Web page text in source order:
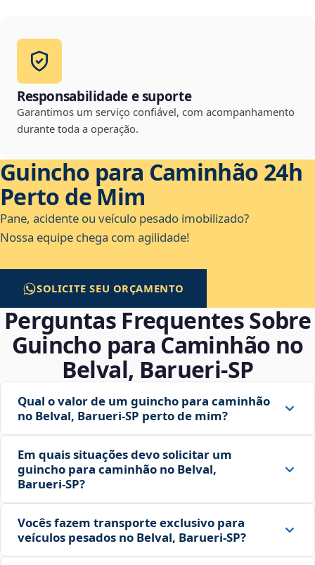
Responsabilidade e suporte
Garantimos um serviço confiável, com acompanhamento
durante toda a operação.
Guincho para Caminhão 24h
Perto de Mim
Pane, acidente ou veículo pesado imobilizado?
Nossa equipe chega com agilidade!
SOLICITE SEU ORÇAMENTO
Perguntas Frequentes Sobre
Guincho para Caminhão no
Belval, Barueri‑SP
Qual o valor de um guincho para caminhão
no Belval, Barueri‑SP perto de mim?
Em quais situações devo solicitar um
guincho para caminhão no Belval,
Barueri‑SP?
Vocês fazem transporte exclusivo para
veículos pesados no Belval, Barueri‑SP?